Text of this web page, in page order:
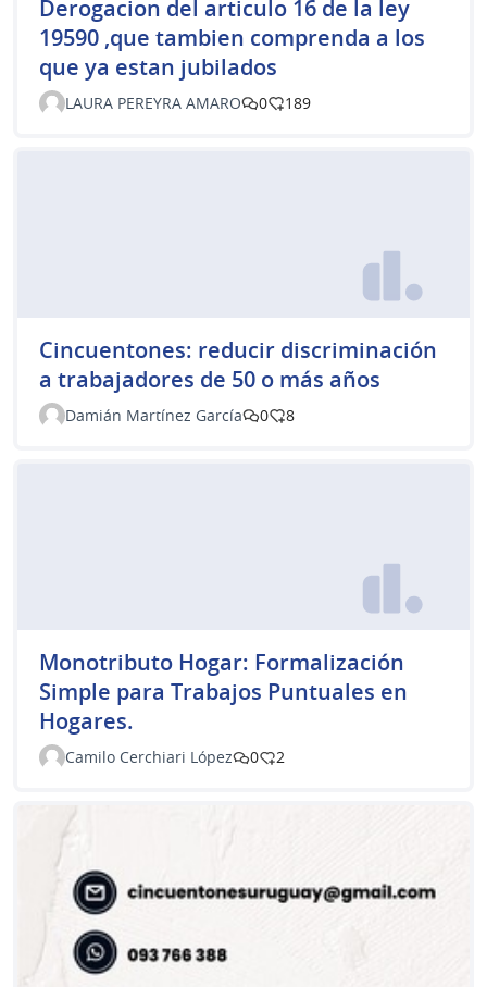
Derogacion del articulo 16 de la ley
19590 ,que tambien comprenda a los
que ya estan jubilados
LAURA PEREYRA AMARO 0 189
Cincuentones: reducir discriminación
a trabajadores de 50 o más años
Damián Martínez García 0 8
Monotributo Hogar: Formalización
Simple para Trabajos Puntuales en
Hogares.
Camilo Cerchiari López 0 2